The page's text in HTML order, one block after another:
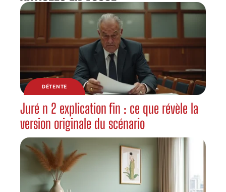
DÉTENTE
Juré n 2 explication fin : ce que révèle la
version originale du scénario